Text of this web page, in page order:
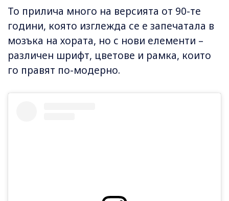
То прилича много на версията от 90-те
години, която изглежда се е запечатала в
мозъка на хората, но с нови елементи –
различен шрифт, цветове и рамка, които
го правят по-модерно.